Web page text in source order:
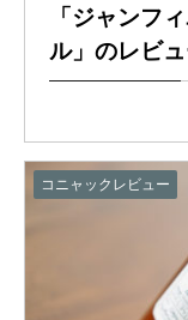
「ジャンフ
ル」のレビ
コニャックレビュー